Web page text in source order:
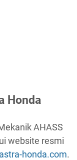
Honda
AHASS
website resmi
honda.com.